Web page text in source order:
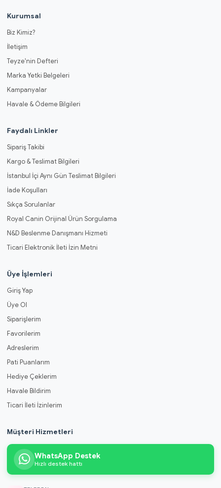
Kurumsal
Biz Kimiz?
İletişim
Teyze'nin Defteri
Marka Yetki Belgeleri
Kampanyalar
Havale & Ödeme Bilgileri
Faydalı Linkler
Sipariş Takibi
Kargo & Teslimat Bilgileri
İstanbul İçi Aynı Gün Teslimat Bilgileri
İade Koşulları
Sıkça Sorulanlar
Royal Canin Orijinal Ürün Sorgulama
N&D Beslenme Danışmanı Hizmeti
Ticari Elektronik İleti İzin Metni
Üye İşlemleri
Giriş Yap
Üye Ol
Siparişlerim
Favorilerim
Adreslerim
Pati Puanlarım
Hediye Çeklerim
Havale Bildirim
Ticari İleti İzinlerim
Müşteri Hizmetleri
WhatsApp Destek
Hızlı destek hattı